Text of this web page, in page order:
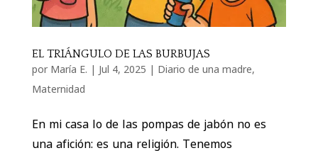
EL TRIÁNGULO DE LAS BURBUJAS
por María E. | Jul 4, 2025 | Diario de una madre,
Maternidad
En mi casa lo de las pompas de jabón no es
una afición: es una religión. Tenemos